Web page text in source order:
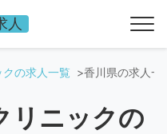
人
の求人一覧 香川県の求人一
リニックの